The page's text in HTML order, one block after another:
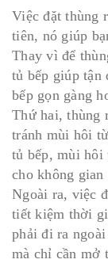
Việc đặt thùng
tiên, nó giúp
Thay vì để
tủ bếp giúp tận
bếp gọn gàng
Thứ hai, thùng
tránh mùi hôi
tủ bếp, mùi hôi
cho không gian
Ngoài ra, việc
tiết kiệm thời
phải đi ra
mà chỉ cần mở